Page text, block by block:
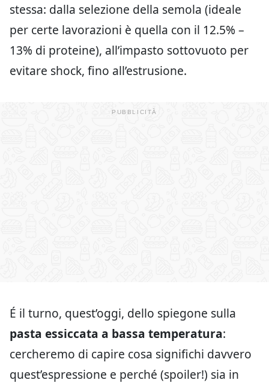
stessa: dalla selezione della semola (ideale
per certe lavorazioni è quella con il 12.5% –
13% di proteine), all’impasto sottovuoto per
evitare shock, fino all’estrusione.
É il turno, quest’oggi, dello spiegone sulla
pasta essiccata a bassa temperatura:
cercheremo di capire cosa significhi davvero
quest’espressione e perché (spoiler!) sia in